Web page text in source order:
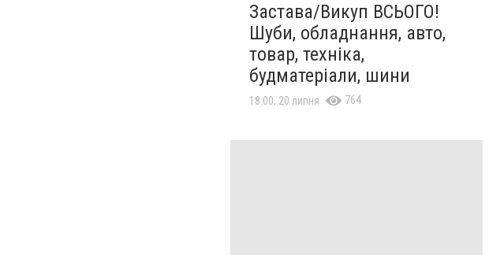
Застава/Викуп ВСЬОГО!
Шуби, обладнання, авто,
товар, техніка,
будматеріали, шини
18:00, 20 липня 764